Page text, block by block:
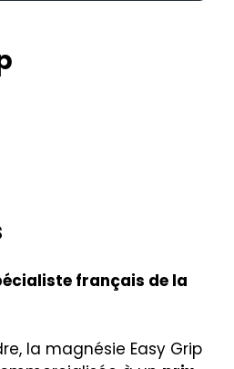
français de la
la magnésie Easy Grip